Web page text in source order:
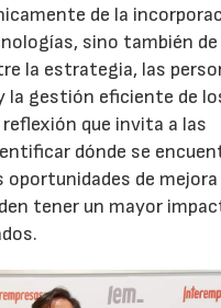
de la
sino también de
la estrategia, las
la gestión eficiente de
que invita a las
dónde se
oportunidades de
tener un mayor